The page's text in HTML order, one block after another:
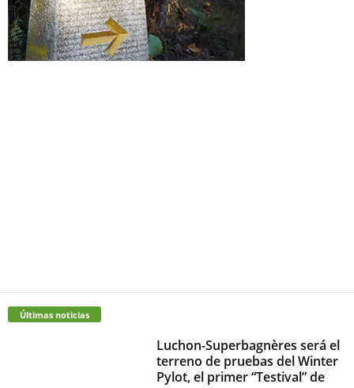
Últimas noticias
Luchon-Superbagnères será el
terreno de pruebas del Winter
Pylot, el primer “Testival” de